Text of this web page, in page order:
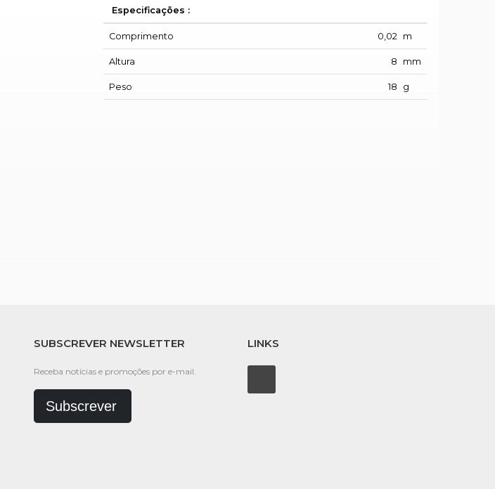
Especificações :
Comprimento 0,02 m
Altura 8 mm
Peso 18 g
SUBSCREVER NEWSLETTER
Receba notícias e promoções por e-mail.
Subscrever
LINKS